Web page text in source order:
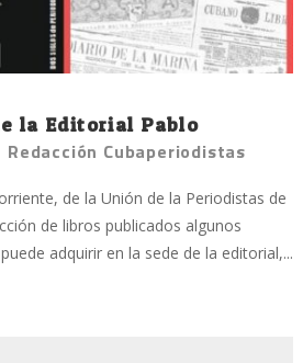
la Editorial Pablo
Redacción Cubaperiodistas
de la Unión de la Periodistas de
de libros publicados algunos
adquirir en la sede de la editorial,...